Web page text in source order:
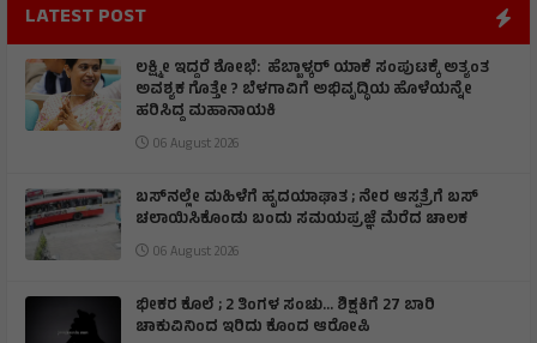
LATEST POST
ಲಕ್ಷ್ಮೀ ಇದ್ದರೆ ಶೋಭೆ: ಹೆಬ್ಬಾಳ್ಕರ್ ಯಾಕೆ ಸಂಪುಟಕ್ಕೆ ಅತ್ಯಂತ
ಅವಶ್ಯಕ ಗೊತ್ತೇ ? ಬೆಳಗಾವಿಗೆ ಅಭಿವೃದ್ಧಿಯ ಹೊಳೆಯನ್ನೇ
ಹರಿಸಿದ್ದ ಮಹಾನಾಯಕಿ
06 August 2026
ಬಸ್‌ನಲ್ಲೇ ಮಹಿಳೆಗೆ ಹೃದಯಾಘಾತ ; ನೇರ ಆಸ್ಪತ್ರೆಗೆ ಬಸ್‌
ಚಲಾಯಿಸಿಕೊಂಡು ಬಂದು ಸಮಯಪ್ರಜ್ಞೆ ಮೆರೆದ ಚಾಲಕ
06 August 2026
ಭೀಕರ ಕೊಲೆ ; 2 ತಿಂಗಳ ಸಂಚು… ಶಿಕ್ಷಕಿಗೆ 27 ಬಾರಿ
ಚಾಕುವಿನಿಂದ ಇರಿದು ಕೊಂದ ಆರೋಪಿ